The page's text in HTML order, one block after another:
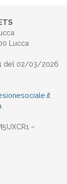
Lucca
del 02/03/2026
–